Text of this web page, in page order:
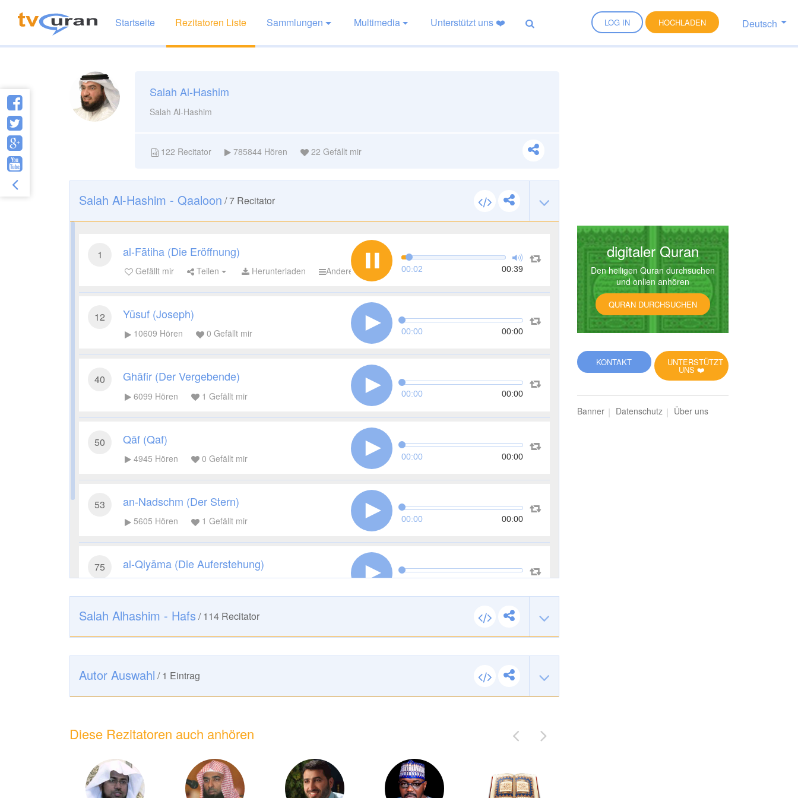
LOG IN HOCHLADEN Deutsch
Startseite Rezitatoren Liste Sammlungen Multimedia Unterstützt uns ❤️
Salah Al-Hashim
Salah Al-Hashim
122 Recitator 785844 Hören 22 Gefällt mir
Salah Al-Hashim - Qaaloon /7 Recitator
1 al-Fātiha (Die Eröffnung)
Gefällt mir Teilen Herunterladen Andere 00:03 00:39
12 Yūsuf (Joseph)
10609 Hören 0 Gefällt mir 00:00 00:00
40 Ghāfir (Der Vergebende)
6099 Hören 1 Gefällt mir 00:00 00:00
50 Qāf (Qaf)
4945 Hören 0 Gefällt mir 00:00 00:00
53 an-Nadschm (Der Stern)
5605 Hören 1 Gefällt mir 00:00 00:00
75 al-Qiyāma (Die Auferstehung)
00:00 00:00
Salah Alhashim - Hafs /114 Recitator
Autor Auswahl /1 Eintrag
Diese Rezitatoren auch anhören
digitaler Quran
Den heiligen Quran durchsuchen
und onlien anhören
QURAN DURCHSUCHEN
UNTERSTÜTZT
UNS ❤️
KONTAKT
Banner Datenschutz Über uns